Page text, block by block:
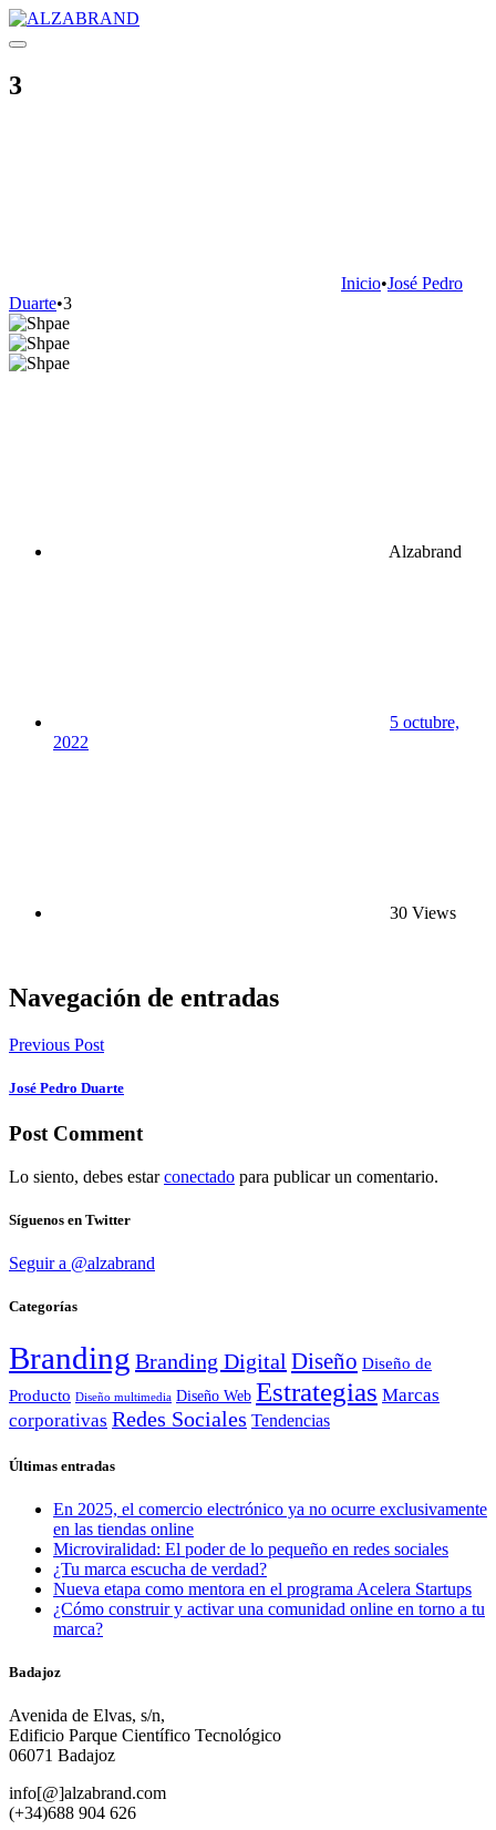
3
Inicio•José Pedro
Duarte•3
Alzabrand
5 octubre,
2022
30 Views
Navegación de entradas
Previous Post
José Pedro Duarte
Post Comment
Lo siento, debes estarconectado para publicar un comentario.
Síguenos en Twitter
Seguir a @alzabrand
Categorías
Branding Branding Digital Diseño Diseño de
Producto Diseño multimedia Diseño Web Estrategias Marcas
corporativas Redes Sociales Tendencias
Últimas entradas
En 2025, el comercio electrónico ya no ocurre exclusivamente
en las tiendas online
Microviralidad: El poder de lo pequeño en redes sociales
¿Tu marca escucha de verdad?
Nueva etapa como mentora en el programa Acelera Startups
¿Cómo construir y activar una comunidad online en torno a tu
marca?
Badajoz
Avenida de Elvas, s/n,
Edificio Parque Científico Tecnológico
06071 Badajoz
info[@]alzabrand.com
(+34)688 904 626